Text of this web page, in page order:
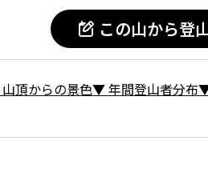
この山から登
山頂からの景色▼年間登山者分布